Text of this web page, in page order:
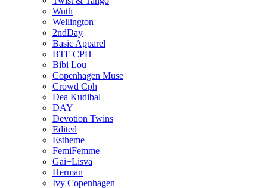
Wuth
Wellington
2ndDay
Basic Apparel
BTF CPH
Bibi Lou
Copenhagen Muse
Crowd Cph
Dea Kudibal
DAY
Devotion Twins
Edited
Estheme
FemiFemme
Gai+Lisva
Herman
Ivy Copenhagen